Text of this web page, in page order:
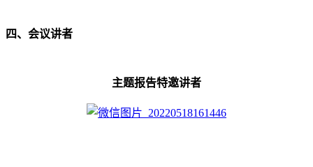
四、会议讲者
主题报告特邀讲者